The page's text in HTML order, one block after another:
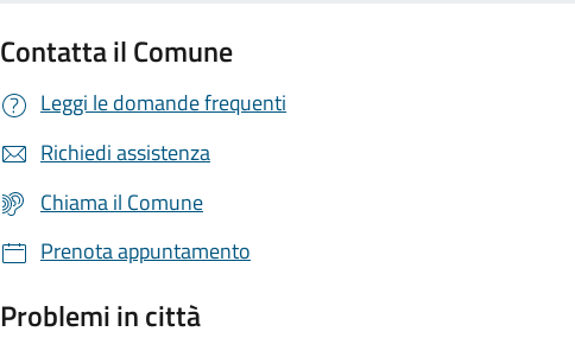
Contatta il Comune
Leggi le domande frequenti
Richiedi assistenza
Chiama il Comune
Prenota appuntamento
Problemi in città